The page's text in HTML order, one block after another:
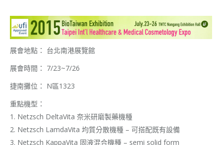
展會地點： 台北南港展覽館
展會時間： 7/23~7/26
捷南攤位： N區1323
重點機型：
1. Netzsch DeltaVita 奈米研磨製藥機種
2. Netzsch LamdaVita 均質分散機種 – 可搭配既有設備
3. Netzsch KappaVita 固液混合機種 – semi solid form